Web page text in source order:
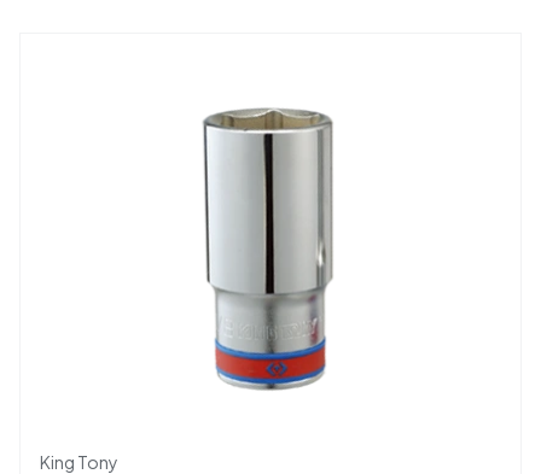
Producent
King Tony